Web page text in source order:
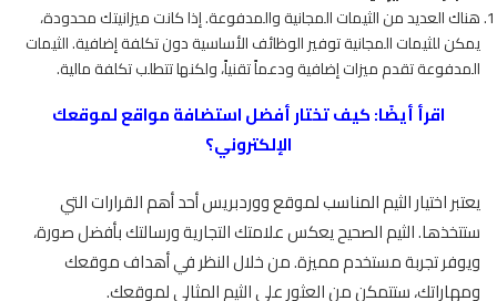
هناك العديد من الثيمات المجانية والمدفوعة. إذا كانت ميزانيتك محدودة،
يمكن للثيمات المجانية توفير الوظائف الأساسية دون تكلفة إضافية. الثيمات
المدفوعة تقدم ميزات إضافية ودعماً تقنياً، ولكنها تتطلب تكلفة مالية.
اقرأ أيضًا:كيف تختار أفضل استضافة مواقع لموقعك
الإلكتروني؟
يعتبر اختيار الثيم المناسب لموقع ووردبريس أحد أهم القرارات التي
ستتخذها. الثيم الصحيح يعكس علامتك التجارية ورسالتك بأفضل صورة،
ويوفر تجربة مستخدم مميزة. منخلال النظر في أهداف موقعك
ومهاراتك، ستتمكن من العثور على الثيم المثالي لموقعك.